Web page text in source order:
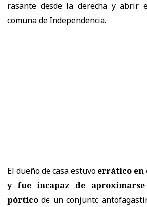
rasante desde la derecha y abrir
comuna de Independencia.
El dueño de casa estuvo errático en
y fue incapaz de
pórtico de un conjunto